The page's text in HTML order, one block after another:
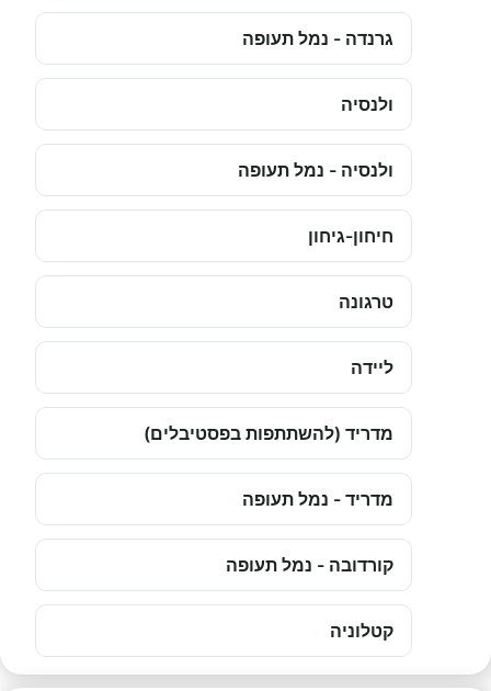
גרנדה - נמל תעופה
ולנסיה
ולנסיה - נמל תעופה
חיחון-גיחון
טרגונה
ליידה
מדריד (להשתתפות בפסטיבלים)
מדריד - נמל תעופה
קורדובה - נמל תעופה
קטלוניה